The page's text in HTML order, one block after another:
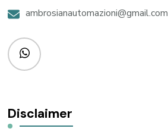
ambrosianautomazioni@gmail.com
Disclaimer